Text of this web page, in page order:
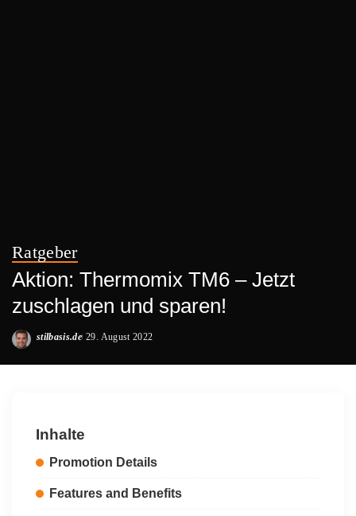
Ratgeber
Aktion: Thermomix TM6 – Jetzt
zuschlagen und sparen!
Posted
stilbasis.de 29. August 2022
Inhalte
Promotion Details
Features and Benefits